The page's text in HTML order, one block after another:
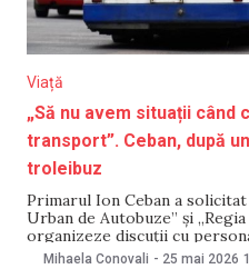
Viață
„Să nu avem situații când
transport”. Ceban, după
troleibuz
Primarul Ion Ceban a
Urban de Autobuze” și
organizeze discuții cu
situațiile în care copiii sunt
Mihaela Conovali - 25 mai 2026